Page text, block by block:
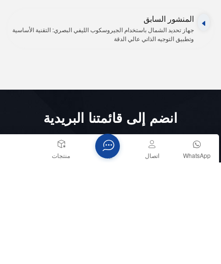
المنشور السابق
جهاز تحديد الشمال باستخدام الجيروسكوب الليفي البصري: التقنية الأساسية
وتطبيق التوجيه الذاتي عالي الدقة
انضم إلى قائمتنا البريدية
تابع القراءة، وابقَ على اطلاع، واشترك في القناة، ونرحب بآرائكم.
بيت منتجات WhatsApp اتصال